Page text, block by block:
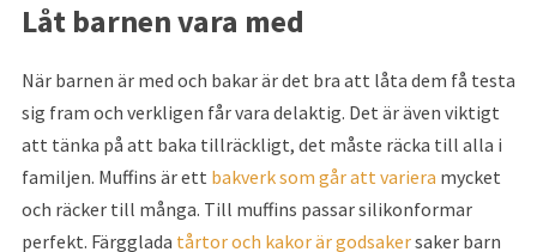
Låt barnen vara med
När barnen är med och bakar är det bra att låta dem få testa
sig fram och verkligen får vara delaktig. Det är även viktigt
att tänka på att baka tillräckligt, det måste räcka till alla i
familjen. Muffins är ett bakverk som går att variera mycket
och räcker till många. Till muffins passar silikonformar
perfekt. Färgglada tårtor och kakor är godsakersaker barn